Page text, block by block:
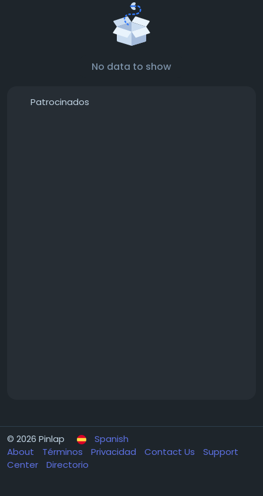
No data to show
Patrocinados
© 2026 Pinlap
Spanish
About
Términos Privacidad Contact Us
Support
Center
Directorio